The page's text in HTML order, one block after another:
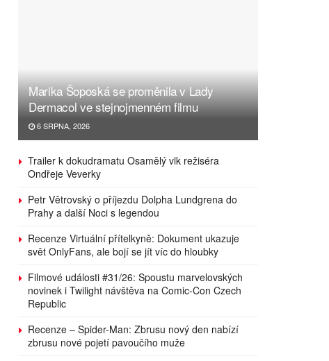
Marika Šoposká se proměnila v Lady
Dermacol ve stejnojmenném filmu
6 SRPNA, 2026
Trailer k dokudramatu Osamělý vlk režiséra
Ondřeje Veverky
Petr Větrovský o příjezdu Dolpha Lundgrena do
Prahy a další Noci s legendou
Recenze Virtuální přítelkyně: Dokument ukazuje
svět OnlyFans, ale bojí se jít víc do hloubky
Filmové události #31/26: Spoustu marvelovských
novinek i Twilight návštěva na Comic-Con Czech
Republic
Recenze – Spider-Man: Zbrusu nový den nabízí
zbrusu nové pojetí pavoučího muže